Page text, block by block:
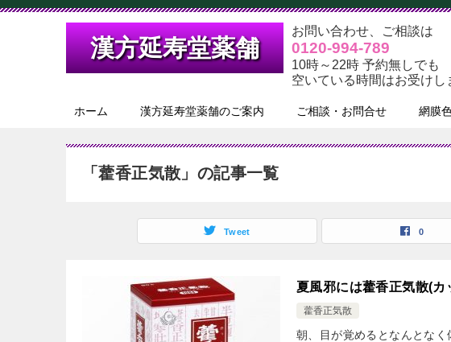
漢方延寿堂薬舗
お問い合わせ、ご相談は
0120-994-789
10時～22時 予約無しでも
空いている時間はお受けし
ホーム 漢方延寿堂薬舗のご案内 ご相談・お問合せ 網膜
「藿香正気散」の記事一覧
Tweet 0
夏風邪には藿香正気散(カ
藿香正気散
朝、目が覚めるとなんとな